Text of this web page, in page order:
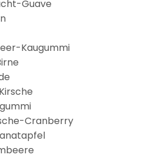
Guave
Kaugummi
Cranberry